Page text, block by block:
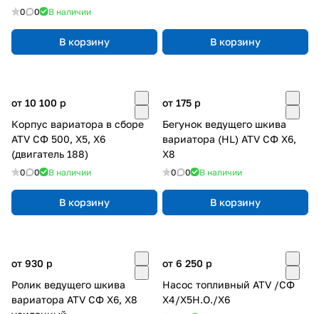
0 0 В наличии
В корзину В корзину
от 10 100 p
Корпус вариатора в сборе
ATV СФ 500, X5, X6
(двигатель 188)
0 0 В наличии
В корзину
от 175 p
Бегунок ведущего шкива
вариатора (HL) ATV СФ X6,
X8
0 0 В наличии
В корзину
от 930 p
Ролик ведущего шкива
вариатора ATV СФ X6, X8
от 6 250 p
Насос топливный ATV /СФ
X4/X5H.O./X6